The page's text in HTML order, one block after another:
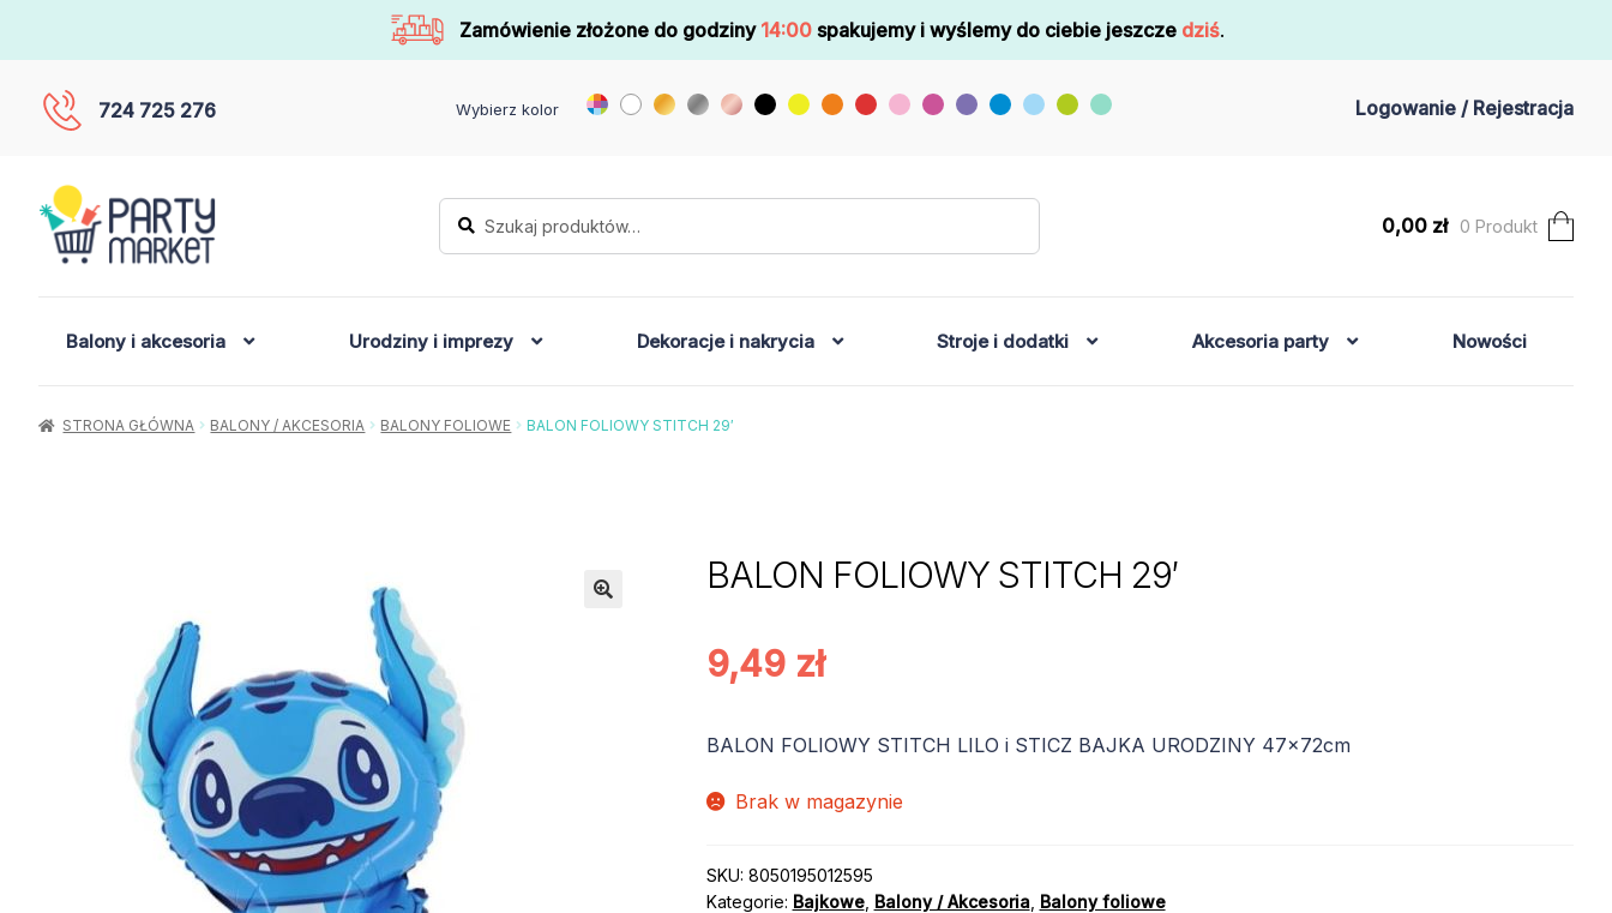
Zamówienie złożone do godziny 14:00 spakujemy i wyślemy do ciebie jeszcze dziś.
724 725 276 Wybierz kolor Logowanie / Rejestracja
Szukaj:
Szukaj
0,00 zł 0 Produkt
Balony i akcesoria Urodziny i imprezy Dekoracje i nakrycia Stroje i dodatki Akcesoria party Nowości
STRONA GŁÓWNA BALONY / AKCESORIA BALONY FOLIOWE BALON FOLIOWY STITCH 29′
BALON FOLIOWY STITCH 29′
9,49 zł
BALON FOLIOWY STITCH LILO i STICZ BAJKA URODZINY 47x72cm
Brak w magazynie
SKU: 8050195012595
Kategorie: Bajkowe, Balony / Akcesoria, Balony foliowe